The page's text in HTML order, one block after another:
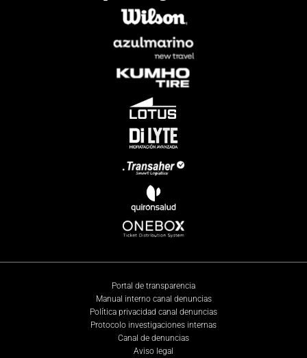
Portal de transparencia
Manual interno canal denuncias
Política privacidad canal denuncias
Protocolo investigaciones internas
Canal de denuncias
Aviso legal